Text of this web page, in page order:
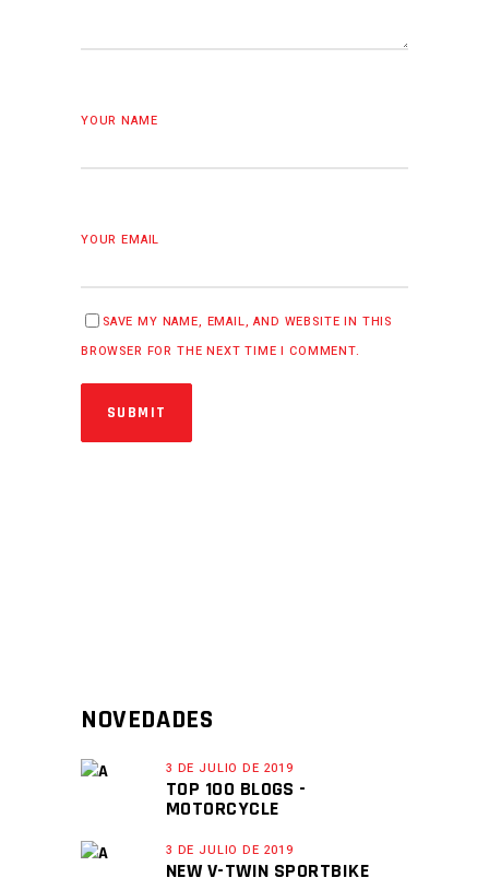
YOUR NAME
YOUR EMAIL
SAVE MY NAME, EMAIL, AND WEBSITE IN THIS
BROWSER FOR THE NEXT TIME I COMMENT.
SUBMIT
NOVEDADES
3 DE JULIO DE 2019
TOP 100 BLOGS -
MOTORCYCLE
3 DE JULIO DE 2019
NEW V-TWIN SPORTBIKE